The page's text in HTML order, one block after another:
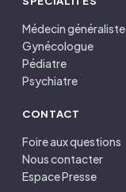
Médecin généraliste
Gynécologue
Pédiatre
Psychiatre
CONTACT
Foire aux questions
Nous contacter
Espace Presse